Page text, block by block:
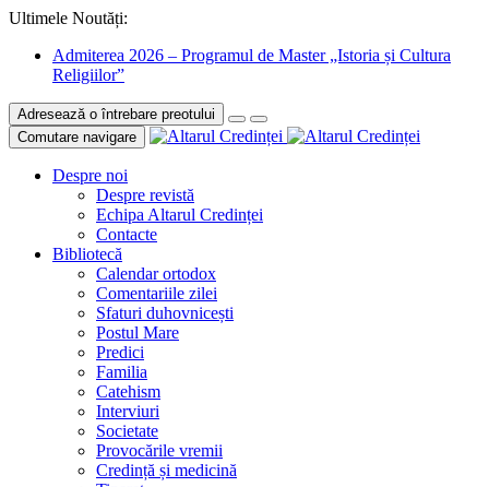
Ultimele Noutăți:
Admiterea 2026 – Programul de Master „Istoria și Cultura
Religiilor”
Adresează o întrebare preotului
Comutare navigare
Despre noi
Despre revistă
Echipa Altarul Credinței
Contacte
Bibliotecă
Calendar ortodox
Comentariile zilei
Sfaturi duhovnicești
Postul Mare
Predici
Familia
Catehism
Interviuri
Societate
Provocările vremii
Credință și medicină